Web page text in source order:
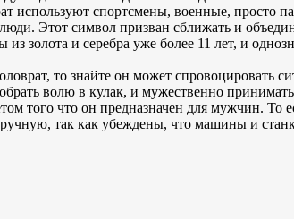
используют спортсмены, военные, просто
Этот символ призван сближать и
из золота и серебра уже более 11 лет, и
то знайте он может спровоцировать
волю в кулак, и мужественно
того что он предназначен для мужчин.
так как убеждены, что машины и